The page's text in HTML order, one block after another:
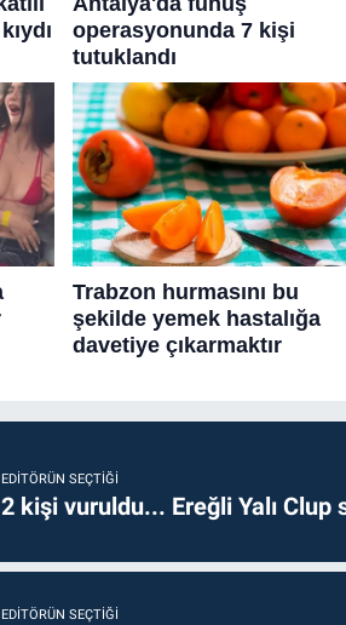
EDITÖRÜN SEÇTIĞI
2 kişi vuruldu... Ereğli Yalı Clup
EDITÖRÜN SEÇTIĞI